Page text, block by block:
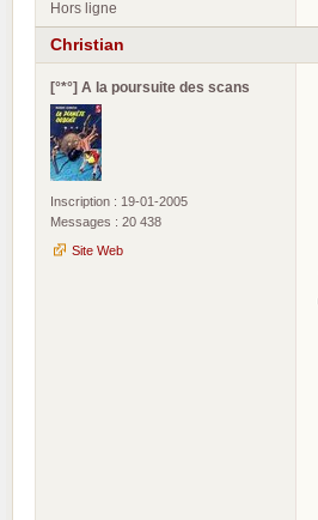
Hors ligne
Christian
[°*°] A la poursuite des scans
Inscription : 19-01-2005
Messages : 20 438
Site Web